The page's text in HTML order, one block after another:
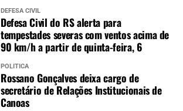
DEFESA CIVIL
Defesa Civil do RS alerta para
tempestades severas com ventos acima de
90 km/h a partir de quinta-feira, 6
POLÍTICA
Rossano Gonçalves deixa cargo de
secretário de Relações Institucionais de
Canoas